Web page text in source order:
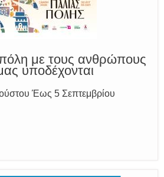
με τους ανθρώπους
υποδέχονται
Έως 5 Σεπτεμβρίου